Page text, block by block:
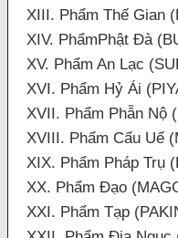
XIII. Phẩm Thế Gian
XIV. PhẩmPhật Đà
XV. Phẩm An Lạc
XVI. Phẩm Hỷ Ái
XVII. Phẩm Phẫn Nộ
XVIII. Phẩm Cấu Uế
XIX. Phẩm Pháp Trụ
XX. Phẩm Đạo
XXI. Phẩm Tạp